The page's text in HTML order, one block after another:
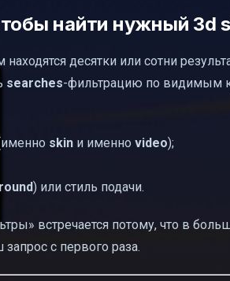
найти нужный 3d
десятки или сотни
searches-фильтрацию по видимым
skin и именно video);
) или стиль подачи.
встречается потому, что в
с первого раза.